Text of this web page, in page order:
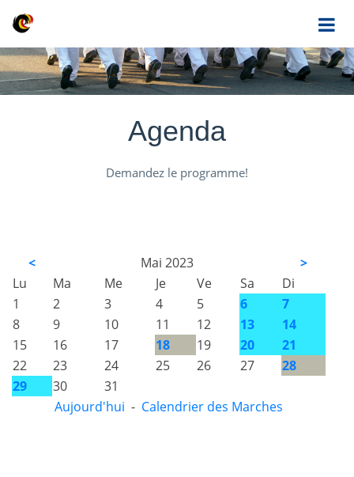
Agenda
Demandez le programme!
< Mai 2023
>
Lu
Ma Me Je Ve Sa
Di
1
2 3 4 5 6
7
8
9 10 11 12 13
14
15
16 17 18 19 20
21
22
23 24 25 26 27
28
29
30
31
Aujourd'hui - Calendrier des Marches